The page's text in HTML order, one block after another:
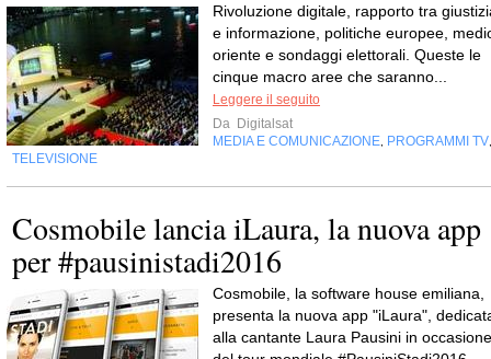
Rivoluzione digitale, rapporto tra
e informazione, politiche europee,
oriente e sondaggi elettorali. Queste le
cinque macro aree che saranno...
Leggere il seguito
Da Digitalsat
MEDIA E COMUNICAZIONE PROGRAMMI TV
TELEVISIONE
Cosmobile lancia iLaura, la nuova app
per #pausinistadi2016
Cosmobile, la software house emiliana,
presenta la nuova app "iLaura",
alla cantante Laura Pausini in occasione